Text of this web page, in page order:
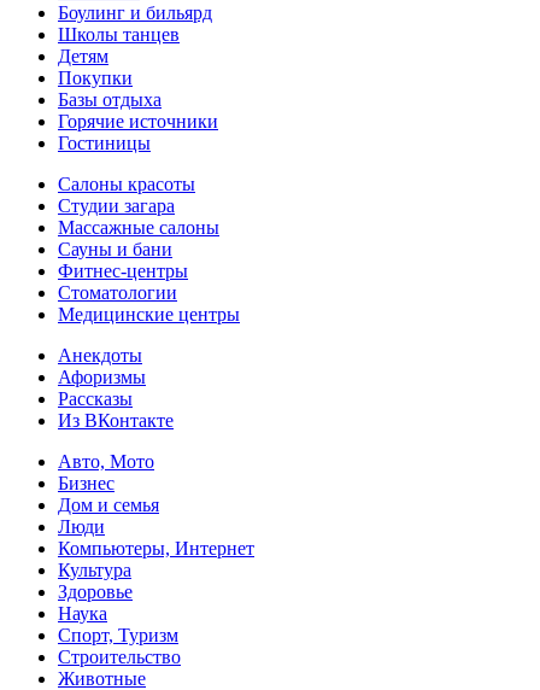
Боулинг и бильярд
Школы танцев
Детям
Покупки
Базы отдыха
Горячие источники
Гостиницы
Салоны красоты
Студии загара
Массажные салоны
Сауны и бани
Фитнес-центры
Стоматологии
Медицинские центры
Анекдоты
Афоризмы
Рассказы
Из ВКонтакте
Авто, Мото
Бизнес
Дом и семья
Люди
Компьютеры, Интернет
Культура
Здоровье
Наука
Спорт, Туризм
Строительство
Животные